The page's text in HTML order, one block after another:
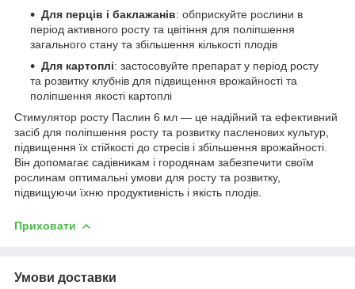
Для перців і баклажанів: обприскуйте рослини в
період активного росту та цвітіння для поліпшення
загального стану та збільшення кількості плодів
Для картоплі: застосовуйте препарат у період росту
та розвитку клубнів для підвищення врожайності та
поліпшення якості картоплі
Стимулятор росту Паслин 6 мл — це надійний та ефективний
засіб для поліпшення росту та розвитку пасленових культур,
підвищення їх стійкості до стресів і збільшення врожайності.
Він допомагає садівникам і городянам забезпечити своїм
рослинам оптимальні умови для росту та розвитку,
підвищуючи їхню продуктивність і якість плодів.
Приховати
Умови доставки